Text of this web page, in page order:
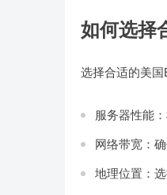
如何选择
选择合适的美国
服务器性能
网络带宽：
地理位置：